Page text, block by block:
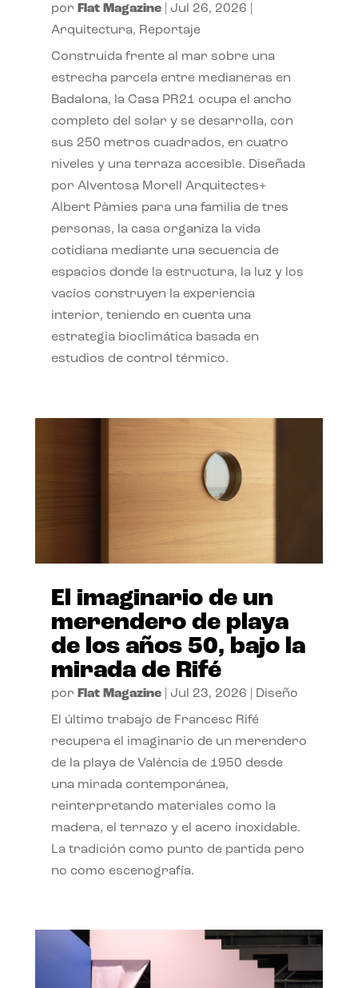
por Flat Magazine| Jul 26, 2026
Arquitectura, Reportaje
Construida frente al mar sobre una
estrecha parcela entre medianeras en
Badalona, la Casa PR21 ocupa el ancho
completo del solar y se desarrolla, con
sus 250 metros cuadrados, en cuatro
niveles y una terraza accesible. Diseñada
por Alventosa Morell Arquitectes+
Albert Pàmies para una familia de tres
personas, la casa organiza la vida
cotidiana mediante una secuencia de
espacios donde la estructura, la luz y los
vacíos construyen la experiencia
interior, teniendo en cuenta una
estrategia bioclimática basada en
estudios de control térmico.
El imaginario de un
merendero de playa
de los años 50, bajo la
mirada de Rifé
por Flat Magazine| Jul 23, 2026 Diseño
El último trabajo de Francesc Rifé
recupera el imaginario de un merendero
de la playa de València de 1950 desde
una mirada contemporánea,
reinterpretando materiales como la
madera, el terrazo y el acero inoxidable.
La tradición como punto de partida pero
no como escenografía.